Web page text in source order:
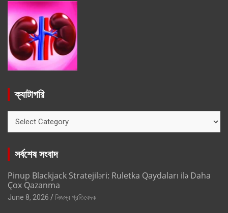
ক্যাটাগরি
সর্বশেষ সংবাদ
Pinup Blackjack Stratejiləri: Ruletka Qaydaları ilə Daha
Çox Qazanma
June 8, 2026 নিজস্ব প্রতিবেদক